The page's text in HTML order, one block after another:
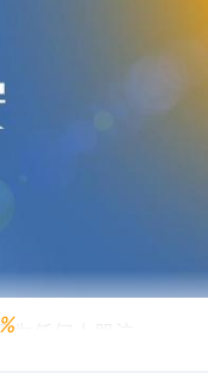
为任何人哭泣。